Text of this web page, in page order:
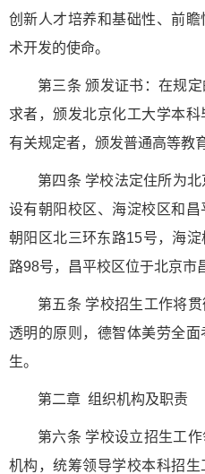
创新人才培养和基础性、前
术开发的使命。
第三条 颁发证书：在规
求者，颁发北京化工大学本
有关规定者，颁发普通高等教
第四条 学校法定住所为北
设有朝阳校区、海淀校区和
朝阳区北三环东路15号，海
路98号，昌平校区位于北京市
第五条 学校招生工作将
透明的原则，德智体美劳全
生。
第二章 组织机构及职责
第六条 学校设立招生工
机构，统筹领导学校本科招